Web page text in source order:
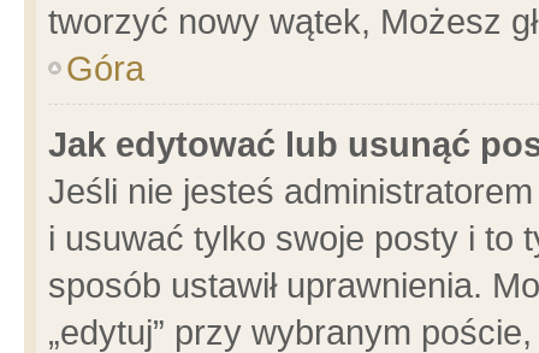
tworzyć nowy wątek, Możesz
Góra
Jak edytować lub usunąć
Jeśli nie jesteś
i usuwać tylko swoje posty i to
sposób ustawił uprawnienia.
„edytuj” przy wybranym